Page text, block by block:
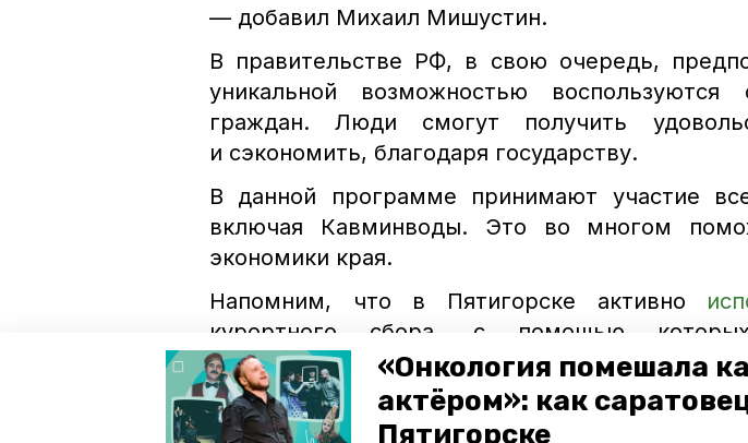
«Онкология помешала
актёром»: как
Пятигорске
— добавил Михаил Мишустин.
В правительстве РФ, в свою очередь,
уникальной возможностью
граждан. Люди смогут получить
и сэкономить, благодаря государству.
В данной программе принимают участие
включая Кавминводы. Это во многом
экономики края.
Напомним, что в Пятигорске активно
курортного сбора, с помощью
и развивают инфраструктуру курортного
действия эксперимента по курсбору
миллиарда рублей и улучшить более 70